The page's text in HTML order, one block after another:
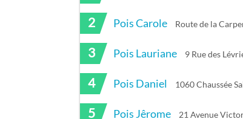
2 Pois Carole Route de la
3 Pois Lauriane 9 Rue des
4 Pois Daniel 1060 Chaussée
5 Pois Jêrome 21 Avenue